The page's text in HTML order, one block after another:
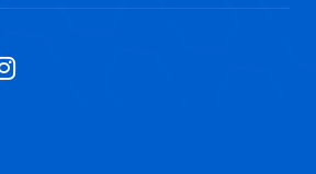
Instagram